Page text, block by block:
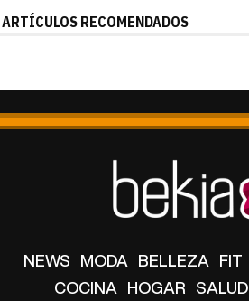
ARTÍCULOS RECOMENDADOS
NEWS MODA BELLEZA FIT
COCINA HOGAR SALUD